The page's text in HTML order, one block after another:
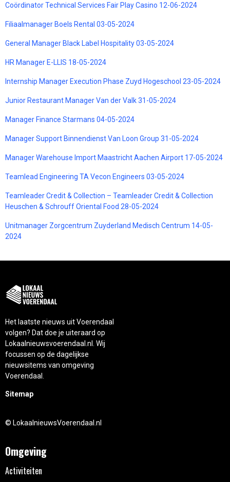
Coördinator Technical Services Fair Play Casino 12-06-2024
Filiaalmanager Boels Rental 03-05-2024
General Manager Black Label Hospitality 03-05-2024
HR Manager E-LLIS 18-05-2024
Internship Manager Execution Phase Zuyd Hogeschool 23-05-2024
Junior Restaurant Manager Van der Valk 31-05-2024
Manager Finance Starmans 04-05-2024
Manager Support Binnendienst Van Loon Group 31-05-2024
Manager Warehouse Import Maastricht Aachen Airport 17-05-2024
Teamlead Engineering TA Vecon Engineers 03-05-2024
Teamleader Credit & Collection – Teamleader Credit & Collection
Heuschen & Schrouff Oriental Food 28-05-2024
Unitmanager Zorgcentrum Zuyderland Medisch Centrum 14-05-
2024
Het laatste nieuws uit Voerendaal
volgen? Dat doe je uiteraard op
Lokaalnieuwsvoerendaal.nl. Wij
focussen op de dagelijkse
nieuwsitems van omgeving
Voerendaal.
Sitemap
© LokaalnieuwsVoerendaal.nl
Omgeving
Activiteiten